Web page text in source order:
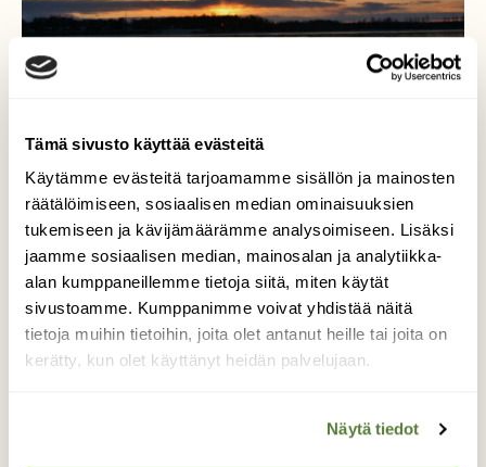
Tämä sivusto käyttää evästeitä
Käytämme evästeitä tarjoamamme sisällön ja mainosten
räätälöimiseen, sosiaalisen median ominaisuuksien
tukemiseen ja kävijämäärämme analysoimiseen. Lisäksi
jaamme sosiaalisen median, mainosalan ja analytiikka-
alan kumppaneillemme tietoja siitä, miten käytät
sivustoamme. Kumppanimme voivat yhdistää näitä
tietoja muihin tietoihin, joita olet antanut heille tai joita on
kerätty, kun olet käyttänyt heidän palvelujaan.
Näytä tiedot
Ja aurinko laski länteen
Lokakuun aurinko laskee hopusti, eihän
päivän pituus ole kuin 8 tuntia, aamuisin ja
iltaisin on mukava seurata värikästä
taivaanrantaa kirkkaalla säällä.